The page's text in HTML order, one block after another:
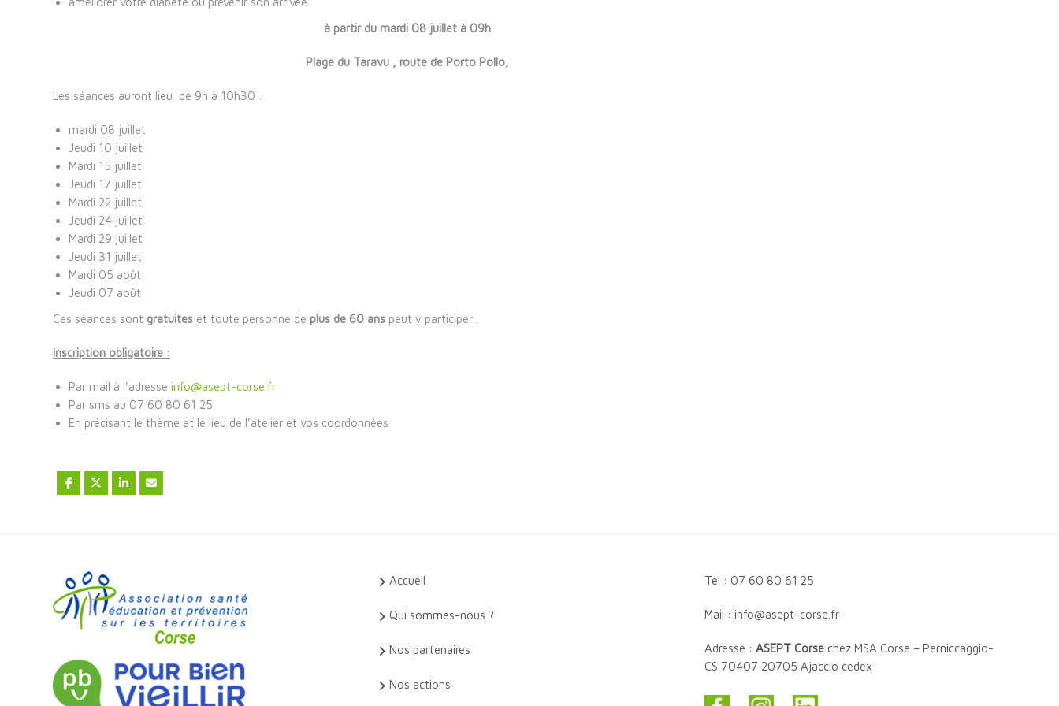
à partir du mardi 08 juillet à 09h
Plage du Taravu , route de Porto Pollo,
Les séances auront lieu de 9h à 10h30 :
mardi 08 juillet
Jeudi 10 juillet
Mardi 15 juillet
Jeudi 17 juillet
Mardi 22 juillet
Jeudi 24 juillet
Mardi 29 juillet
Jeudi 31 juillet
Mardi 05 août
Jeudi 07 août
Ces séances sont gratuites et toute personne de plus de 60 ans peut y participer .
Inscription obligatoire :
Par mail à l’adresse info@asept-corse.fr
Par sms au 07 60 80 61 25
En précisant le thème et le lieu de l’atelier et vos coordonnées
Accueil
Qui sommes-nous ?
Nos partenaires
Nos actions
Tel : 07 60 80 61 25
Mail : info@asept-corse.fr
Adresse : ASEPT Corsechez MSA Corse – Perniccaggio-
CS 70407 20705 Ajaccio cedex